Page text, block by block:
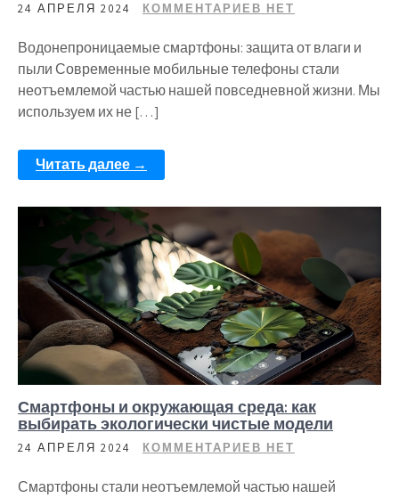
24 АПРЕЛЯ 2024 КОММЕНТАРИЕВ НЕТ
Водонепроницаемые смартфоны: защита от влаги и
пыли Современные мобильные телефоны стали
неотъемлемой частью нашей повседневной жизни. Мы
используем их не […]
Читать далее →
Смартфоны и окружающая среда: как
выбирать экологически чистые модели
24 АПРЕЛЯ 2024 КОММЕНТАРИЕВ НЕТ
Смартфоны стали неотъемлемой частью нашей